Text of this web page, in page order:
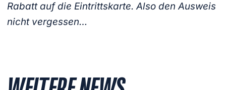
Rabatt auf die Eintrittskarte. Also den Ausweis
nicht vergessen…